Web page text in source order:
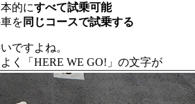
的にすべて試乗可能
を 同じコースで試乗する
ですよね。
く「HERE WE GO!」の文字が